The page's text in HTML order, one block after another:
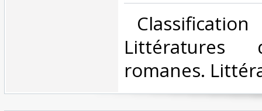
Littératures
romanes.